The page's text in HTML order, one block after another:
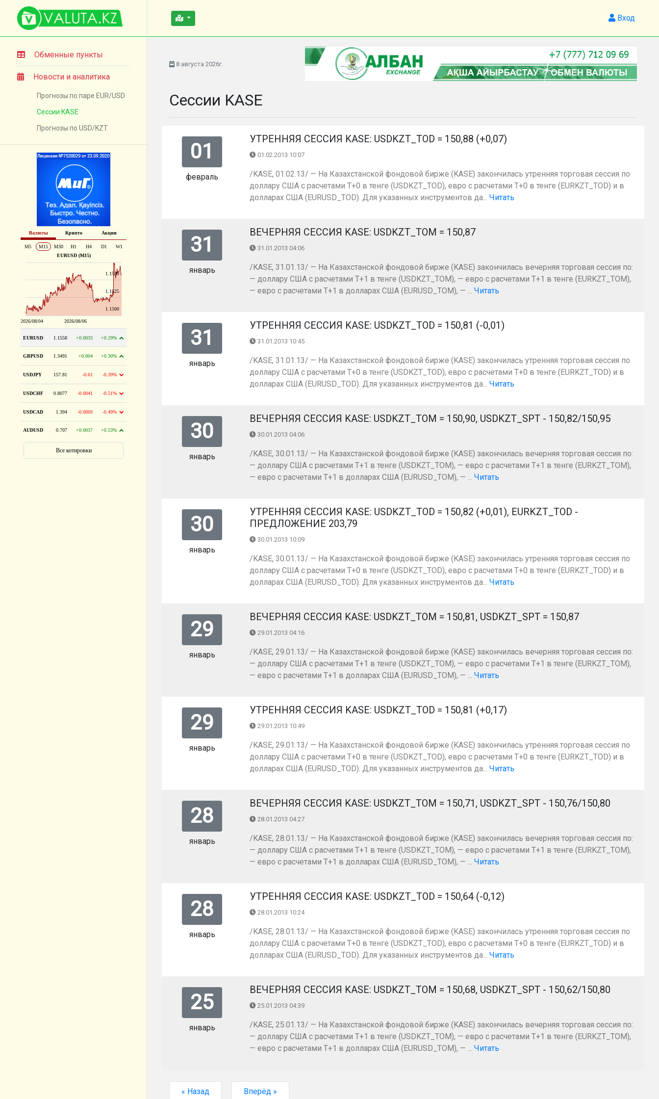
Вход
Обменные пункты
Новости и аналитика
Прогнозы по паре EUR/USD
Сессии KASE
Прогнозы по USD/KZT
8 августа 2026г.
Сессии KASE
01
февраль
УТРЕННЯЯ СЕССИЯ KASE: USDKZT_TOD = 150,88 (+0,07)
01.02.2013 10:07
/KASE, 01.02.13/ — На Казахстанской фондовой бирже (KASE) закончилась утренняя торговая сессия по
доллару США с расчетами Т+0 в тенге (USDKZT_TOD), евро с расчетами T+0 в тенге (EURKZT_TOD) и в
долларах США (EURUSD_TOD). Для указанных инструментов да... Читать
31
январь
ВЕЧЕРНЯЯ СЕССИЯ KASE: USDKZT_TOM = 150,87
31.01.2013 04:06
/KASE, 31.01.13/ — На Казахстанской фондовой бирже (KASE) закончилась вечерняя торговая сессия по:
— доллару США с расчетами Т+1 в тенге (USDKZT_TOM), — евро с расчетами Т+1 в тенге (EURKZT_TOM),
— евро с расчетами Т+1 в долларах США (EURUSD_TOM), — ... Читать
31
январь
УТРЕННЯЯ СЕССИЯ KASE: USDKZT_TOD = 150,81 (-0,01)
31.01.2013 10:45
/KASE, 31.01.13/ — На Казахстанской фондовой бирже (KASE) закончилась утренняя торговая сессия по
доллару США с расчетами Т+0 в тенге (USDKZT_TOD), евро с расчетами T+0 в тенге (EURKZT_TOD) и в
долларах США (EURUSD_TOD). Для указанных инструментов да... Читать
30
январь
ВЕЧЕРНЯЯ СЕССИЯ KASE: USDKZT_TOM = 150,90, USDKZT_SPT - 150,82/150,95
30.01.2013 04:06
/KASE, 30.01.13/ — На Казахстанской фондовой бирже (KASE) закончилась вечерняя торговая сессия по:
— доллару США с расчетами Т+1 в тенге (USDKZT_TOM), — евро с расчетами Т+1 в тенге (EURKZT_TOM),
— евро с расчетами Т+1 в долларах США (EURUSD_TOM), — ... Читать
30
январь
УТРЕННЯЯ СЕССИЯ KASE: USDKZT_TOD = 150,82 (+0,01), EURKZT_TOD -
ПРЕДЛОЖЕНИЕ 203,79
30.01.2013 10:09
/KASE, 30.01.13/ — На Казахстанской фондовой бирже (KASE) закончилась утренняя торговая сессия по
доллару США с расчетами Т+0 в тенге (USDKZT_TOD), евро с расчетами T+0 в тенге (EURKZT_TOD) и в
долларах США (EURUSD_TOD). Для указанных инструментов да... Читать
29
январь
ВЕЧЕРНЯЯ СЕССИЯ KASE: USDKZT_TOM = 150,81, USDKZT_SPT = 150,87
29.01.2013 04:16
/KASE, 29.01.13/ — На Казахстанской фондовой бирже (KASE) закончилась вечерняя торговая сессия по:
— доллару США с расчетами Т+1 в тенге (USDKZT_TOM), — евро с расчетами Т+1 в тенге (EURKZT_TOM),
— евро с расчетами Т+1 в долларах США (EURUSD_TOM), — ... Читать
29
январь
УТРЕННЯЯ СЕССИЯ KASE: USDKZT_TOD = 150,81 (+0,17)
29.01.2013 10:49
/KASE, 29.01.13/ — На Казахстанской фондовой бирже (KASE) закончилась утренняя торговая сессия по
доллару США с расчетами Т+0 в тенге (USDKZT_TOD), евро с расчетами T+0 в тенге (EURKZT_TOD) и в
долларах США (EURUSD_TOD). Для указанных инструментов да... Читать
28
январь
ВЕЧЕРНЯЯ СЕССИЯ KASE: USDKZT_TOM = 150,71, USDKZT_SPT - 150,76/150,80
28.01.2013 04:27
/KASE, 28.01.13/ — На Казахстанской фондовой бирже (KASE) закончилась вечерняя торговая сессия по:
— доллару США с расчетами Т+1 в тенге (USDKZT_TOM), — евро с расчетами Т+1 в тенге (EURKZT_TOM),
— евро с расчетами Т+1 в долларах США (EURUSD_TOM), — ... Читать
28
январь
УТРЕННЯЯ СЕССИЯ KASE: USDKZT_TOD = 150,64 (-0,12)
28.01.2013 10:24
/KASE, 28.01.13/ — На Казахстанской фондовой бирже (KASE) закончилась утренняя торговая сессия по
доллару США с расчетами Т+0 в тенге (USDKZT_TOD), евро с расчетами T+0 в тенге (EURKZT_TOD) и в
долларах США (EURUSD_TOD). Для указанных инструментов да... Читать
25
январь
ВЕЧЕРНЯЯ СЕССИЯ KASE: USDKZT_TOM = 150,68, USDKZT_SPT - 150,62/150,80
25.01.2013 04:39
/KASE, 25.01.13/ — На Казахстанской фондовой бирже (KASE) закончилась вечерняя торговая сессия по:
— доллару США с расчетами Т+1 в тенге (USDKZT_TOM), — евро с расчетами Т+1 в тенге (EURKZT_TOM),
— евро с расчетами Т+1 в долларах США (EURUSD_TOM), — ... Читать
« Назад Вперёд »